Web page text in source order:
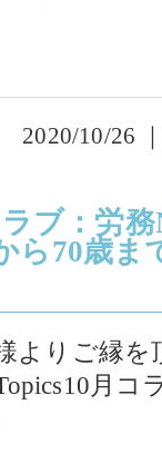
2020/10/26
ブ：労務
ら70歳ま
よりご縁を
月コ